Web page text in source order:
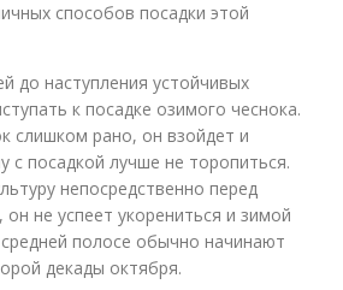
способов посадки этой
до наступления устойчивых
к посадке озимого чеснока.
слишком рано, он взойдет и
с посадкой лучше не торопиться.
непосредственно перед
не успеет укорениться и зимой
полосе обычно начинают
декады октября.